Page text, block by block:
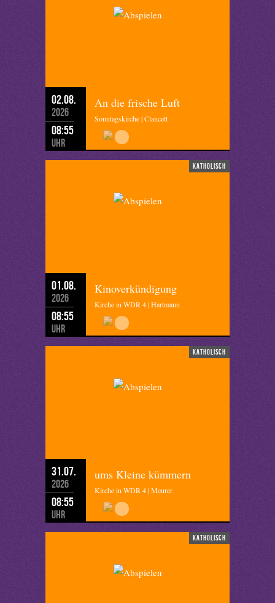
02.08.
2026
08:55
Uhr
An die frische Luft
Sonntagskirche | Clancett
katholisch
01.08.
2026
08:55
Uhr
Kinoverkündigung
Kirche in WDR 4 | Hartmann
katholisch
31.07.
2026
08:55
Uhr
ums Kleine kümmern
Kirche in WDR 4 | Meurer
katholisch